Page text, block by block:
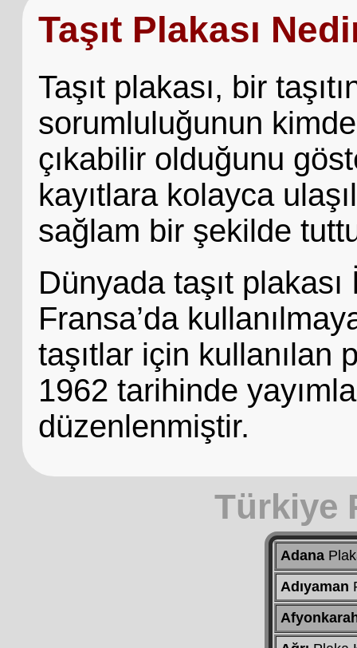
Taşıt Plakası
Taşıt plakası, bir
sorumluluğunun
çıkabilir olduğunu
kayıtlara kolayca
sağlam bir şekilde
Dünyada taşıt
Fransa’da
taşıtlar için kullanılan
1962 tarihinde
düzenlenmiştir.
Türkiye
Adana
Adıyaman